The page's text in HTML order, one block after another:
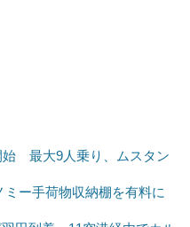
始 最大9人乗り、ムスタン
ミー手荷物収納棚を有料に